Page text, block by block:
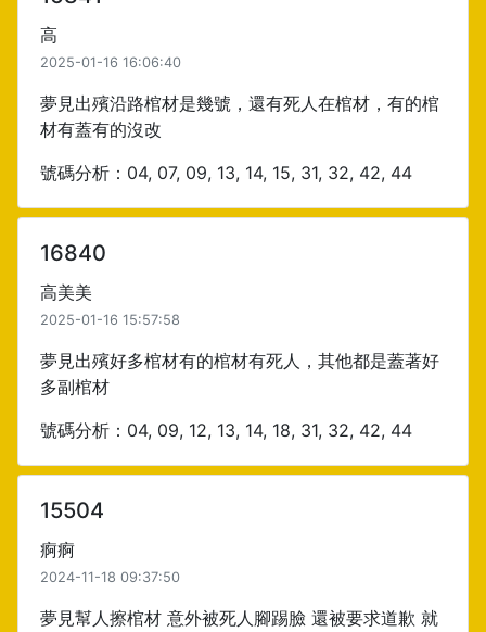
高
2025-01-16 16:06:40
夢見出殯沿路棺材是幾號，還有死人在棺材，有的棺
材有蓋有的沒改
號碼分析：04, 07, 09, 13, 14, 15, 31, 32, 42, 44
16840
高美美
2025-01-16 15:57:58
夢見出殯好多棺材有的棺材有死人，其他都是蓋著好
多副棺材
號碼分析：04, 09, 12, 13, 14, 18, 31, 32, 42, 44
15504
痾痾
2024-11-18 09:37:50
夢見幫人擦棺材 意外被死人腳踢臉 還被要求道歉 就